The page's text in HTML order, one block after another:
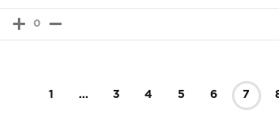
0
1 ... 3 4 5 6 7